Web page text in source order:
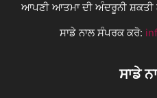
ਆਪਣੀ ਆਤਮਾ ਦੀ ਅੰਦਰੂਨੀ ਸ਼ਕਤੀ
ਸਾਡੇ ਨਾਲ ਸੰਪਰਕ ਕਰੋ:
ਸਾਡੇ